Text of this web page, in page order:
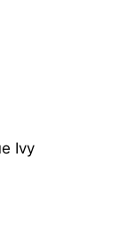
Ivy